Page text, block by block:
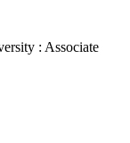
: Associate